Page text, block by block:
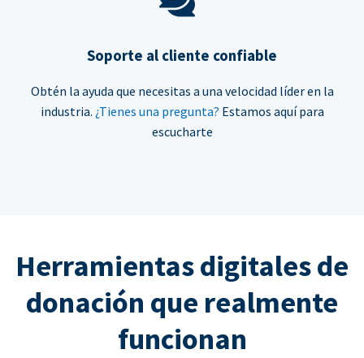
Soporte al cliente confiable
Obtén la ayuda que necesitas a una velocidad líder en la
industria. ¿Tienes una pregunta? Estamos aquí para
escucharte
Herramientas digitales de
donación que realmente
funcionan